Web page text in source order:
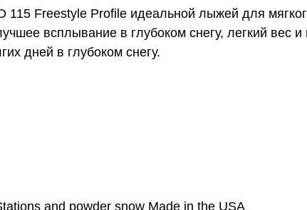
Freestyle Profile идеальной лыжей для
всплывание в глубоком снегу, легкий вес
дней в глубоком снегу.
and powder snow Made in the USA